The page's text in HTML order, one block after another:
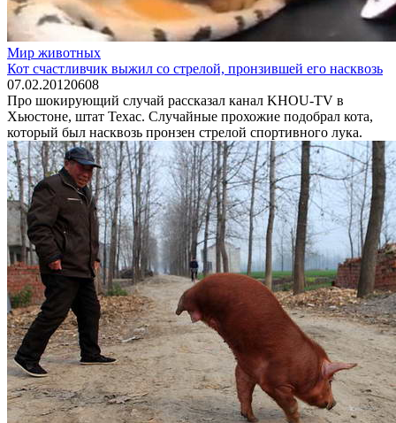
Мир животных
Кот счастливчик выжил со стрелой, пронзившей его насквозь
07.02.20120608
Про шокирующий случай рассказал канал KHOU-TV в
Хьюстоне, штат Техас. Случайные прохожие подобрал кота,
который был насквозь пронзен стрелой спортивного лука.